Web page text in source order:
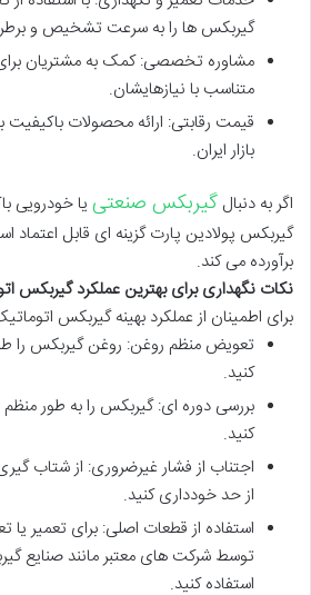
گیربکس ها را به سرعت تشخیص و
مشاوره تخصصی: کمک به مشتریان
متناسب با نیازهایشان.
قیمت رقابتی: ارائه محصولات باکیفیت
بازار ایران.
اگر به دنبال گیربکس صنعتییا خودرویی
گیربکس پولادین پارتگزینه ای قابل اعتماد
برآورده می کند.
نکات نگهداری برای بهترین عملکرد گیربکس
برای اطمینان از عملکرد بهینه گیربکس
تعویض منظم روغن: روغن گیربکس را
کنید.
بررسی دوره ای: گیربکس را به طور
کنید.
اجتناب از فشار غیرضروری: از شتاب
از حد خودداری کنید.
استفاده از قطعات اصلی: برای تعمیر یا
توسط شرکت های معتبر مانندصنایع
استفاده کنید.